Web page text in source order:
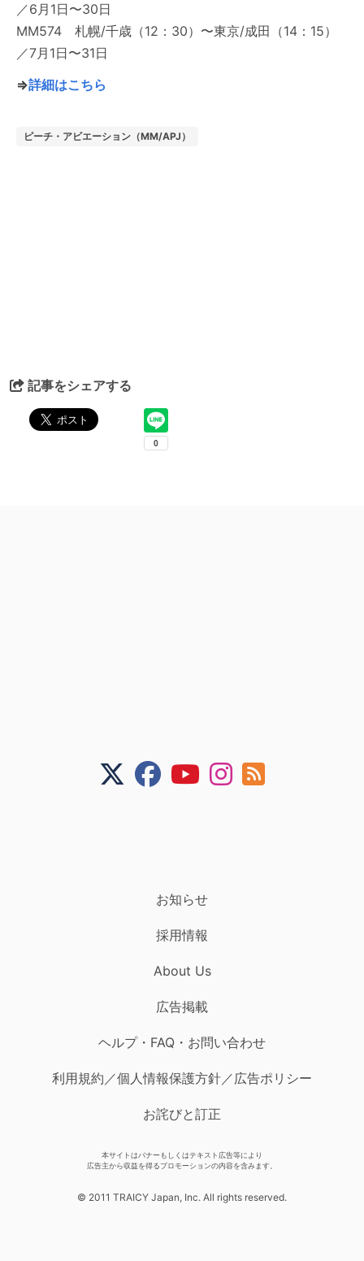
／6月1日〜30日
MM574 札幌/千歳（12：30）〜東京/成田（14：15）
／7月1日〜31日
⇒詳細はこちら
ピーチ・アビエーション（MM/APJ）
記事をシェアする
お知らせ
採用情報
About Us
広告掲載
ヘルプ・FAQ・お問い合わせ
利用規約／個人情報保護方針／広告ポリシー
お詫びと訂正
本サイトはバナーもしくはテキスト広告等により
広告主から収益を得るプロモーションの内容を含みます。
© 2011 TRAICY Japan, Inc. All rights reserved.